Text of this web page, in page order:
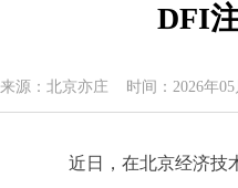
DFI
来源：北京亦庄 时间：2026年05
近日，在北京经济技术